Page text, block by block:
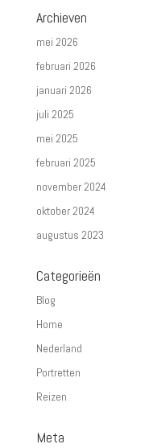
Archieven
mei 2026
februari 2026
januari 2026
juli 2025
mei 2025
februari 2025
november 2024
oktober 2024
augustus 2023
Categorieën
Blog
Home
Nederland
Portretten
Reizen
Meta